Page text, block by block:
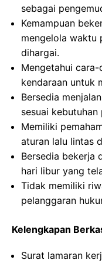
sebagai
Kemampuan
mengelola waktu
dihargai.
Mengetahui
kendaraan untuk
Bersedia
sesuai kebutuhan
Memiliki
aturan lalu lintas
Bersedia bekerja
hari libur yang
Tidak memiliki
pelanggaran
Kelengkapan
Surat lamaran